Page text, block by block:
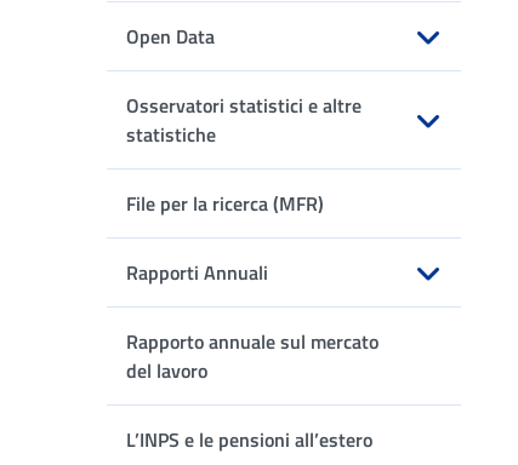
Apri sottomenu
Open Data
Apri sottomenu
Osservatori statistici e altre
statistiche
Apri sottomenu
File per la ricerca (MFR)
Rapporti Annuali
Apri sottomenu
Rapporto annuale sul mercato
del lavoro
L’INPS e le pensioni all’estero